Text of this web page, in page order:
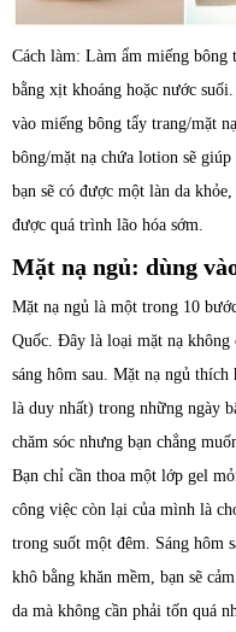
Cách làm: Làm ẩm miếng bông
bằng xịt khoáng hoặc nước
vào miếng bông tẩy trang/mặt
bông/mặt nạ chứa lotion sẽ
bạn sẽ có được một làn da
được quá trình lão hóa sớm.
Mặt nạ ngủ: dùng
Mặt nạ ngủ là một trong 10
Quốc. Đây là loại mặt nạ không
sáng hôm sau. Mặt nạ ngủ
là duy nhất) trong những ngày
chăm sóc nhưng bạn chẳng
Bạn chỉ cần thoa một lớp gel
công việc còn lại của mình là
trong suốt một đêm. Sáng hôm
khô bằng khăn mềm, bạn sẽ
da mà không cần phải tốn quá